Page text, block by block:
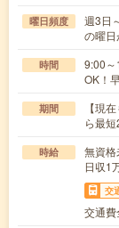
曜日頻度
週3日
の曜日
時間
9:00～
OK！
期間
【現
ら最
時給
無資
日収1
交
交通